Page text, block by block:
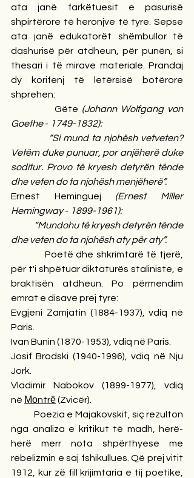
ata janë farkëtuesit e pasurisë
shpirtërore të heronjve të tyre. Sepse
ata janë edukatorët shëmbullor të
dashurisë për atdheun, për punën, si
thesari i të mirave materiale. Prandaj
dy korifenj të letërsisë botërore
shprehen:
Gëte (Johann Wolfgang von
Goethe - 1749-1832):
“Si mund ta njohësh vetveten?
Vetëm duke punuar, por anjëherë duke
soditur. Provo të kryesh detyrën tënde
dhe veten do ta njohësh menjëherë”.
Ernest Heminguej (Ernest Miller
Hemingway - 1899-1961):
“Mundohu të kryesh detyrën tënde
dhe veten do ta njohësh aty për aty”.
Poetë dhe shkrimtarë të tjerë,
për t'i shpëtuar diktaturës staliniste, e
braktisën atdheun. Po përmendim
emrat e disave prej tyre:
Evgjeni Zamjatin (1884-1937), vdiq në
Paris.
Ivan Bunin (1870-1953), vdiq në Paris.
Josif Brodski (1940-1996), vdiq në Nju
Jork.
Vladimir Nabokov (1899-1977), vdiq
në Моntrё (Zvicër).
Poezia e Majakovskit, siç rezulton
nga analiza e kritikut të madh, herë-
herë merr nota shpërthyese me
rebelizmin e saj fshikullues. Që prej vitit
1912, kur zë fill krijimtaria e tij poetike,